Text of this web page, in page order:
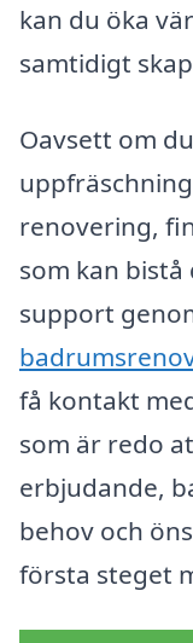
kan du öka
samtidigt
Oavsett om
renovering,
som kan
support
få kontakt
som är redo
erbjudande,
behov och
första steget